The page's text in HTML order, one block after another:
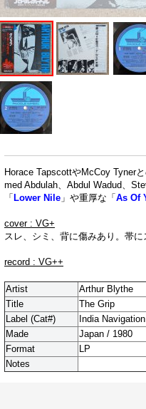
Horace TapscottやMcCoy Tyner
med Abdulah、Abdul Wadud、
「 Lower Nile 」や重厚な「 As Of
cover : VG+
スレ、シミ、背に傷みあり。帯
record : VG++
Artist
Arthur Blythe
Title
The Grip
Label (Cat#)
India
Made
Japan / 1980
Format
LP
Notes